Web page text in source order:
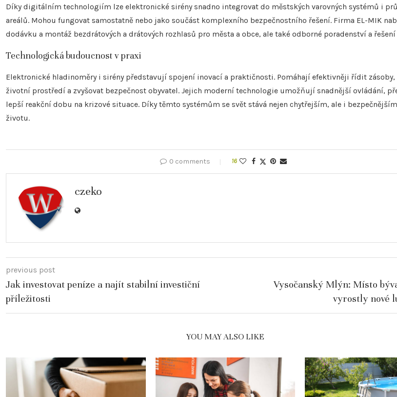
Díky digitálním technologiím lze elektronické sirény snadno integrovat do městských varovných systémů i
areálů. Mohou fungovat samostatně nebo jako součást komplexního bezpečnostního řešení. Firma EL-MIK
dodávku a montáž bezdrátových a drátových rozhlasů pro města a obce, ale také odborné poradenství a
Technologická budoucnost v praxi
Elektronické hladinoměry i sirény představují spojení inovací a praktičnosti. Pomáhají efektivněji řídit
životní prostředí a zvyšovat bezpečnost obyvatel. Jejich moderní technologie umožňují snadnější ovládání,
lepší reakční dobu na krizové situace. Díky těmto systémům se svět stává nejen chytřejším, ale i
životu.
0 comments 16
czeko
previous post
Jak investovat peníze a najít stabilní investiční
příležitosti
Vysočanský Mlýn: Místo
vyrostly nové
YOU MAY ALSO LIKE